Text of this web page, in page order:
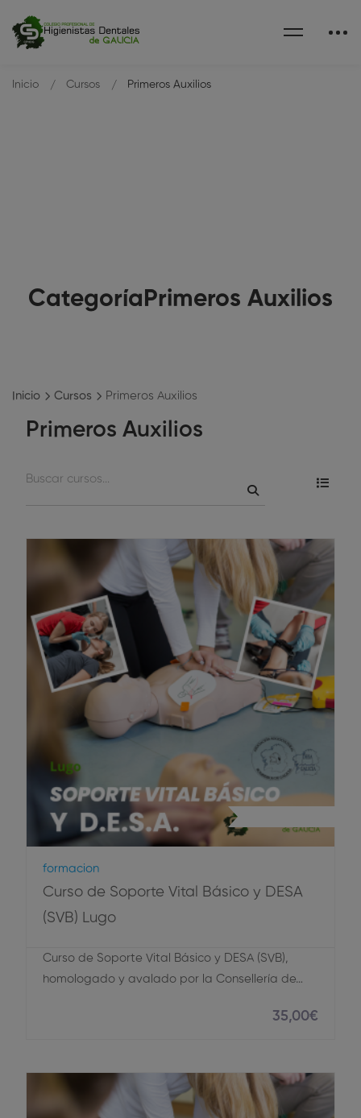
CategoríaPrimeros Auxilios
Inicio Cursos Primeros Auxilios
Inicio Cursos Primeros Auxilios
Primeros Auxilios
Formacion
Curso de Soporte Vital Básico y DESA
(SVB) Lugo
Curso de Soporte Vital Básico y DESA (SVB),
homologado y avalado por la Consellería de…
35,00€